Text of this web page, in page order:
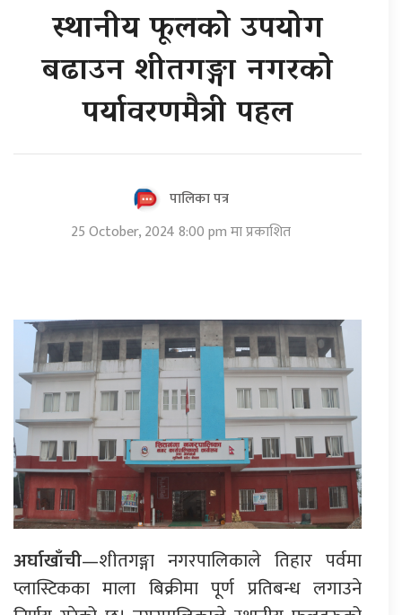
स्थानीय फूलको उपयोग
बढाउन शीतगङ्गा नगरको
पर्यावरणमैत्री पहल
पालिका पत्र
25 October, 2024 8:00 pm मा प्रकाशित
अर्घाखाँची—शीतगङ्गा नगरपालिकाले तिहार पर्वमा
प्लास्टिकका माला बिक्रीमा पूर्ण प्रतिबन्ध लगाउने